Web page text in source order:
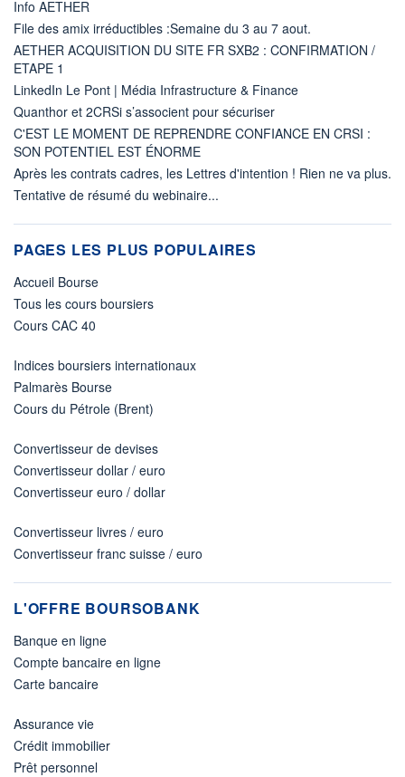
Info AETHER
File des amix irréductibles :Semaine du 3 au 7 aout.
AETHER ACQUISITION DU SITE FR SXB2 : CONFIRMATION /
ETAPE 1
LinkedIn Le Pont | Média Infrastructure & Finance
Quanthor et 2CRSi s’associent pour sécuriser
C'EST LE MOMENT DE REPRENDRE CONFIANCE EN CRSI :
SON POTENTIEL EST ÉNORME
Après les contrats cadres, les Lettres d'intention ! Rien ne va plus.
Tentative de résumé du webinaire...
PAGES LES PLUS POPULAIRES
Accueil Bourse
Tous les cours boursiers
Cours CAC 40
Indices boursiers internationaux
Palmarès Bourse
Cours du Pétrole (Brent)
Convertisseur de devises
Convertisseur dollar / euro
Convertisseur euro / dollar
Convertisseur livres / euro
Convertisseur franc suisse / euro
L'OFFRE BOURSOBANK
Banque en ligne
Compte bancaire en ligne
Carte bancaire
Assurance vie
Crédit immobilier
Prêt personnel